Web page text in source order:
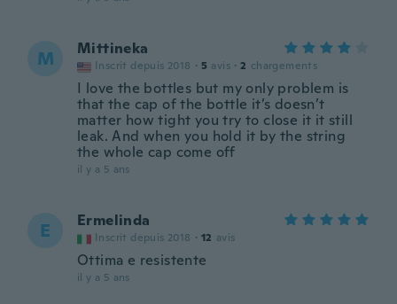
M Mittineka
Inscrit depuis 2018 · 5 avis · 2 chargements
I love the bottles but my only problem is
that the cap of the bottle it’s doesn’t
matter how tight you try to close it it still
leak. And when you hold it by the string
the whole cap come off
il y a 5 ans
E Ermelinda
Inscrit depuis 2018 · 12 avis
Ottima e resistente
il y a 5 ans